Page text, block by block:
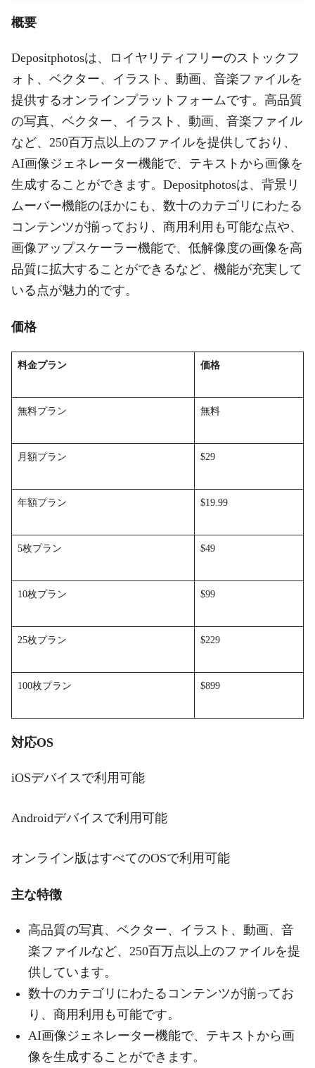
概要
Depositphotosは、ロイヤリティフリーのストックフ
ォト、ベクター、イラスト、動画、音楽ファイルを
提供するオンラインプラットフォームです。高品質
の写真、ベクター、イラスト、動画、音楽ファイル
など、250百万点以上のファイルを提供しており、
AI画像ジェネレーター機能で、テキストから画像を
生成することができます。Depositphotosは、背景リ
ムーバー機能のほかにも、数十のカテゴリにわたる
コンテンツが揃っており、商用利用も可能な点や、
画像アップスケーラー機能で、低解像度の画像を高
品質に拡大することができるなど、機能が充実して
いる点が魅力的です。
価格
料金プラン 価格
無料プラン 無料
月額プラン $29
年額プラン $19.99
5枚プラン $49
10枚プラン $99
25枚プラン $229
100枚プラン $899
対応OS
iOSデバイスで利用可能
Androidデバイスで利用可能
オンライン版はすべてのOSで利用可能
主な特徴
高品質の写真、ベクター、イラスト、動画、音
楽ファイルなど、250百万点以上のファイルを提
供しています。
数十のカテゴリにわたるコンテンツが揃ってお
り、商用利用も可能です。
AI画像ジェネレーター機能で、テキストから画
像を生成することができます。